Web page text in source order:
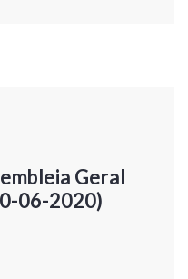
Geral
06-2020)